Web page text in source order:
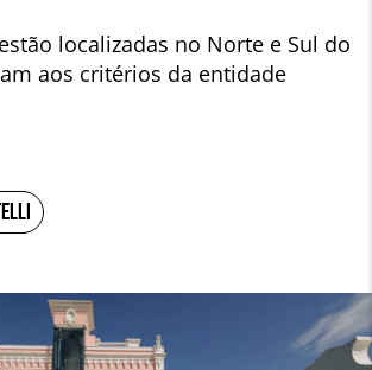
localizadas no Norte e Sul do
aos critérios da entidade